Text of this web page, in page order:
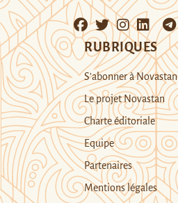
RUBRIQUES
S’abonner à Novastan
Le projet Novastan
Charte éditoriale
Equipe
Partenaires
Mentions légales